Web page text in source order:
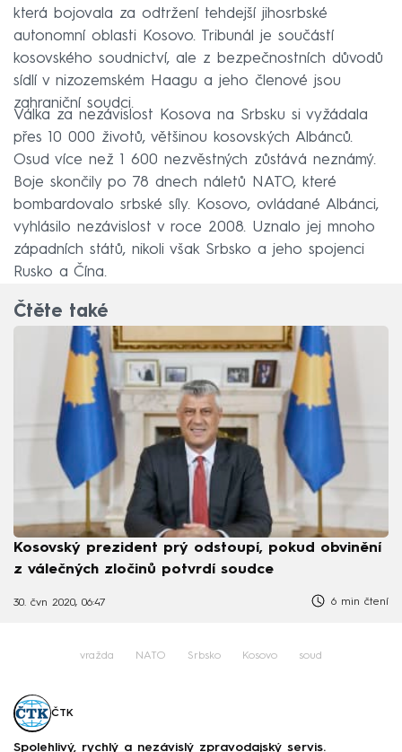
která bojovala za odtržení tehdejší jihosrbské
autonomní oblasti Kosovo. Tribunál je součástí
kosovského soudnictví, ale z bezpečnostních důvodů
sídlí v nizozemském Haagu a jeho členové jsou
zahraniční soudci.
Válka za nezávislost Kosova na Srbsku si vyžádala
přes 10 000 životů, většinou kosovských Albánců.
Osud více než 1 600 nezvěstných zůstává neznámý.
Boje skončily po 78 dnech náletů NATO, které
bombardovalo srbské síly. Kosovo, ovládané Albánci,
vyhlásilo nezávislost v roce 2008. Uznalo jej mnoho
západních států, nikoli však Srbsko a jeho spojenci
Rusko a Čína.
Čtěte také
Kosovský prezident prý odstoupí, pokud obvinění
z válečných zločinů potvrdí soudce
30. čvn 2020, 06:47 6 min čtení
vražda NATO Srbsko Kosovo soud
ČTK
Spolehlivý, rychlý a nezávislý zpravodajský servis.